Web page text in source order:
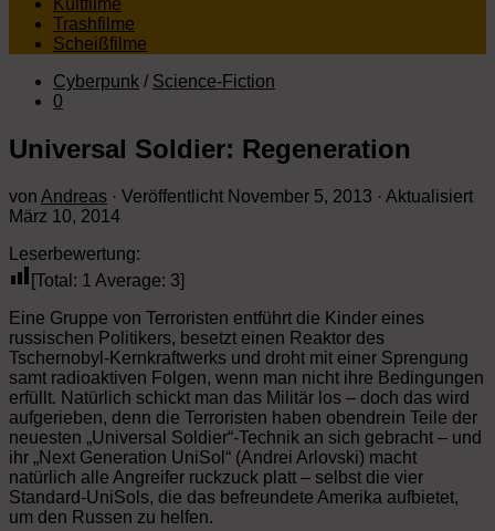
Kultfilme
Trashfilme
Scheißfilme
Cyberpunk / Science-Fiction
0
Universal Soldier: Regeneration
von Andreas · Veröffentlicht November 5, 2013 · Aktualisiert
März 10, 2014
Leserbewertung:
[Total: 1 Average: 3]
Eine Gruppe von Terroristen entführt die Kinder eines
russischen Politikers, besetzt einen Reaktor des
Tschernobyl-Kernkraftwerks und droht mit einer Sprengung
samt radioaktiven Folgen, wenn man nicht ihre Bedingungen
erfüllt. Natürlich schickt man das Militär los – doch das wird
aufgerieben, denn die Terroristen haben obendrein Teile der
neuesten „Universal Soldier“-Technik an sich gebracht – und
ihr „Next Generation UniSol“ (Andrei Arlovski) macht
natürlich alle Angreifer ruckzuck platt – selbst die vier
Standard-UniSols, die das befreundete Amerika aufbietet,
um den Russen zu helfen.